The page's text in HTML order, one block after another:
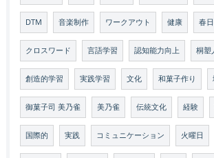
DTM 音楽制作 ワークアウト 健康 春
クロスワード 言語学習 認知能力向上 桐塑
創造的学習 実践学習 文化 和菓子作り
御菓子司 美乃雀 美乃雀 伝統文化 経験
国際的 実践 コミュニケーション 火曜日